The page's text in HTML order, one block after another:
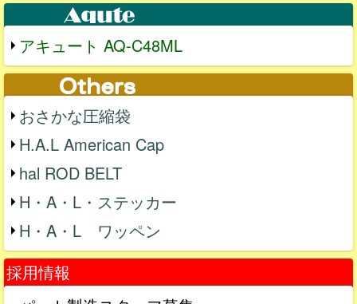
アキュート AQ-C48ML
おさかな圧縮袋
H.A.L American Cap
hal ROD BELT
H・A・L・ステッカー
H・A・L ワッペン
採用情報